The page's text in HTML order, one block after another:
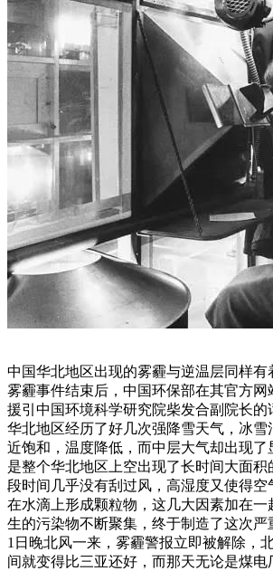
中国华北地区出现的雾霾与逆温层同样有
雾霾事件结束后，中国环保部在其官方网
援引中国环境科学研究院柴发合副院长的
华北地区经历了好几次强降雪天气，冰雪
近饱和，温度降低，而中层大气却出现了
是整个华北地区上空出现了长时间大面
段时间几乎没有刮过风，高湿度又使得空
在水滴上形成颗粒物，这几大因素加在一
生的污染物不断聚集，终于制造了这次严
1日晚北风一来，雾霾警报立即被解除，
间就变得比三亚还好，而那天无论是煤